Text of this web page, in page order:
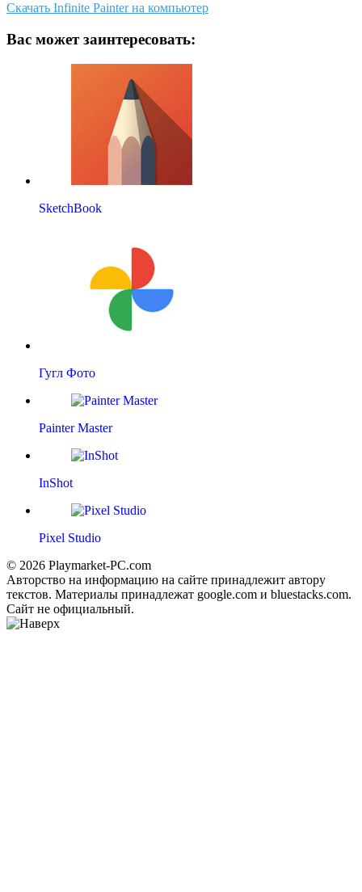
Скачать Infinite Painter на компьютер
Вас может заинтересовать:
SketchBook
Гугл Фото
Painter Master
InShot
Pixel Studio
© 2026 Playmarket-PC.com
Авторство на информацию на сайте принадлежит автору
текстов. Материалы принадлежат google.com и bluestacks.com.
Сайт не официальный.